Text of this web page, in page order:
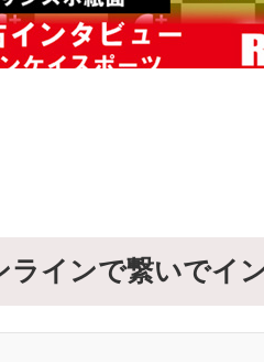
ラインで繋いでイ